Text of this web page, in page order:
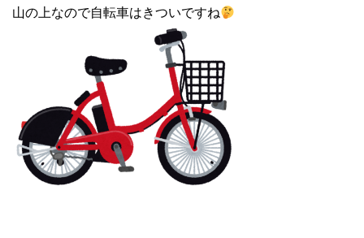
山の上なので自転車はきついですね